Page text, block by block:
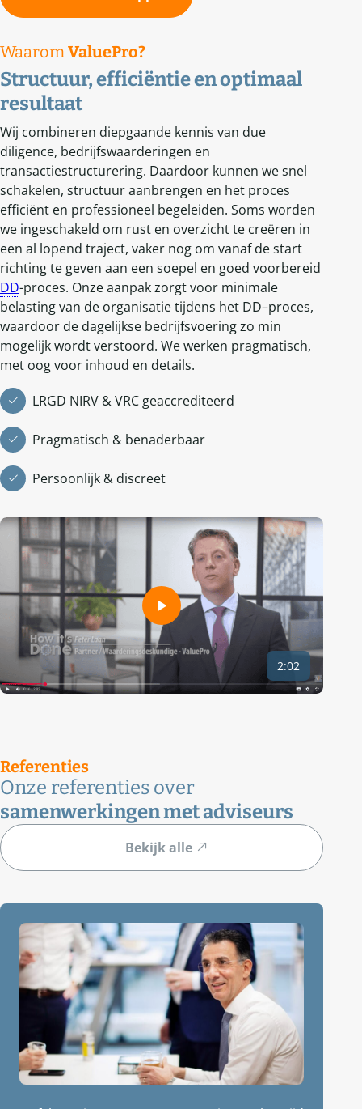
WaaromValuePro?
Structuur, efficiëntie en optimaal
resultaat
Wij combineren diepgaande kennis van due
diligence, bedrijfswaarderingen en
transactiestructurering. Daardoor kunnen we snel
schakelen, structuur aanbrengen en het proces
efficiënt en professioneel begeleiden. Soms worden
we ingeschakeld om rust en overzicht te creëren in
een al lopend traject, vaker nog om vanaf de start
richting te geven aan een soepel en goed voorbereid
DD-proces. Onze aanpak zorgt voor minimale
belasting van de organisatie tijdens het DD–proces,
waardoor de dagelijkse bedrijfsvoering zo min
mogelijk wordt verstoord. We werken pragmatisch,
met oog voor inhoud en details.
LRGD NIRV & VRC geaccrediteerd
Pragmatisch & benaderbaar
Persoonlijk & discreet
2:02
Referenties
Onze referenties over
samenwerkingen met adviseurs
Bekijk alle